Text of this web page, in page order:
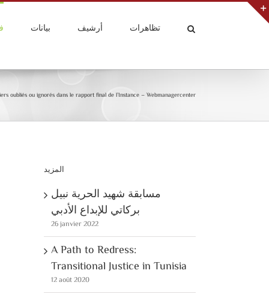
بيانات أرشيف تظاهرات
oubliés ou ignorés dans le rapport final de l’Instance – Webmanagercenter
المزيد
مسابقة شهيد الحرية نبيل
بركاتي للإبداع الأدبي
26 janvier 2022
A Path to Redress:
Transitional Justice in Tunisia
12 août 2020